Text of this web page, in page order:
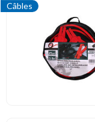
Câbles